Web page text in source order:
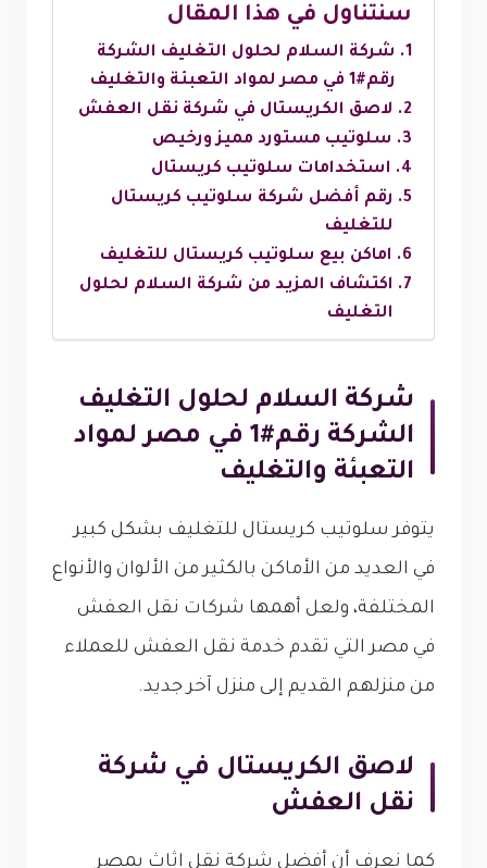
سنتناول في هذا المقال
شركة السلام لحلول التغليف الشركة
رقم#1 في مصر لمواد التعبئة والتغليف
لاصق الكريستال في شركة نقل العفش
سلوتيب مستورد مميز ورخيص
استخدامات سلوتيب كريستال
رقم أفضل شركة سلوتيب كريستال
للتغليف
اماكن بيع سلوتيب كريستال للتغليف
اكتشاف المزيد من شركة السلام لحلول
التغليف
شركة السلام لحلول التغليف
الشركة رقم#1 في مصر لمواد
التعبئة والتغليف
يتوفر سلوتيب كريستال للتغليف بشكل كبير
في العديد من الأماكن بالكثير من الألوان والأنواع
المختلفة، ولعل أهمها شركات نقل العفش
في مصر التي تقدم خدمة نقل العفش للعملاء
من منزلهم القديم إلى منزل آخر جديد.
لاصق الكريستال في شركة
نقل العفش
كما نعرف أن أفضل شركة نقل اثاث بمصر